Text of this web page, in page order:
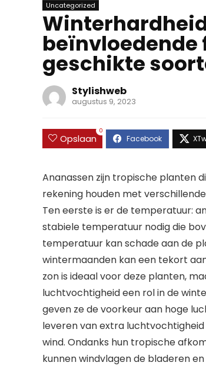
Uncategorized
geschikte
Stylishweb
augustus 9, 2023
Opslaan
0
Ananassen zijn tropische planten
rekening houden met
Ten eerste is er de temperatuur:
stabiele temperatuur nodig die
temperatuur kan schade aan de
wintermaanden kan een tekort
zon is ideaal voor deze planten,
luchtvochtigheid een rol in de
geven ze de voorkeur aan hoge
leveren van extra
wind. Ondanks hun tropische
kunnen windvlagen de bladeren